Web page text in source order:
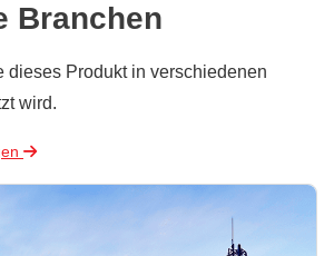
Branchen
dieses Produkt in verschiedenen
wird.